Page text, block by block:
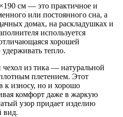
см — это практичное и
или постоянного сна, а
домах, на раскладушках и
используется
хорошей
тепло.
из тика — натуральной
плетением. Этот
к износу, но и хорошо
комфорт даже в жаркую
узор придает изделию
вид.